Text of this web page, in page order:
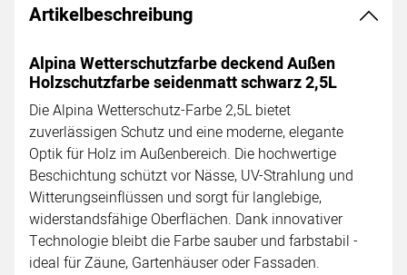
Artikelbeschreibung
Alpina Wetterschutzfarbe deckend Außen
Holzschutzfarbe seidenmatt schwarz 2,5L
Die Alpina Wetterschutz-Farbe 2,5L bietet
zuverlässigen Schutz und eine moderne, elegante
Optik für Holz im Außenbereich. Die hochwertige
Beschichtung schützt vor Nässe, UV-Strahlung und
Witterungseinflüssen und sorgt für langlebige,
widerstandsfähige Oberflächen. Dank innovativer
Technologie bleibt die Farbe sauber und farbstabil -
ideal für Zäune, Gartenhäuser oder Fassaden.